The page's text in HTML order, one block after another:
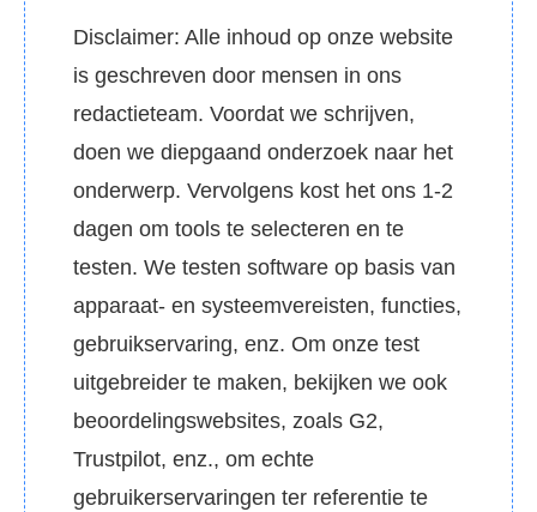
Disclaimer: Alle inhoud op onze website
is geschreven door mensen in ons
redactieteam. Voordat we schrijven,
doen we diepgaand onderzoek naar het
onderwerp. Vervolgens kost het ons 1-2
dagen om tools te selecteren en te
testen. We testen software op basis van
apparaat- en systeemvereisten, functies,
gebruikservaring, enz. Om onze test
uitgebreider te maken, bekijken we ook
beoordelingswebsites, zoals G2,
Trustpilot, enz., om echte
gebruikerservaringen ter referentie te